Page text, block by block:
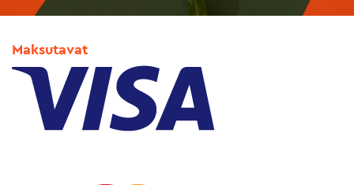
Maksutavat